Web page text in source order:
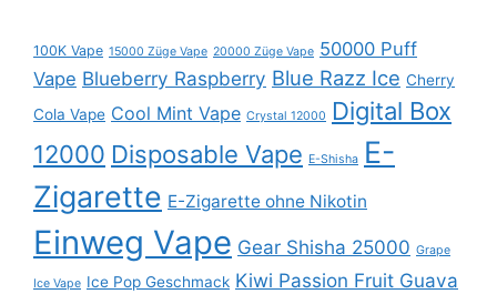
100K Vape 15000 Züge Vape 20000 Züge Vape 50000 Puff
Vape Blueberry Raspberry Blue Razz Ice Cherry
Cola Vape Cool Mint Vape Crystal 12000
Digital Box
12000 Disposable Vape E-Shisha E-
Zigarette E-Zigarette ohne Nikotin
Einweg Vape Gear Shisha 25000 Grape
Ice Vape Ice Pop Geschmack Kiwi Passion Fruit Guava